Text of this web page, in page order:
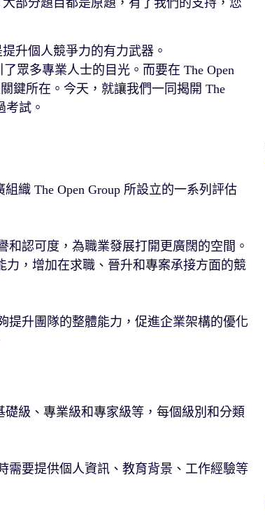
部分題目都是原題，有了我們的支持，您
升個人競爭力的有力武器。
眾多專業人士的目光。而要在 The Open
鍵所在。今天，就讓我們一同揭開 The
考試。
織 The Open Group 所設立的一系列評估
和認可度，為職業發展打開更廣闊的空間。
，增加在求職、晉升和專案承接方面的競
提升團隊的整體能力，促進企業架構的優化
礎級、專業級和專家級等，每個級別和分類
需要提供個人資訊、教育背景、工作經驗等